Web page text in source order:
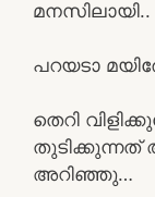
മനസിലായി..
പറയടാ
തെറി
തുടിക്കുന്നത്
അറിഞ്ഞു…